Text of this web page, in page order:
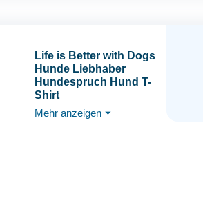
Life is Better with Dogs
Hunde Liebhaber
Hundespruch Hund T-
Shirt
Mehr anzeigen ⏷